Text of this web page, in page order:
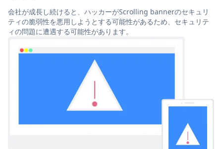
会社が成長し続けると、ハッカーがScrolling bannerのセキュリ
ティの脆弱性を悪用しようとする可能性があるため、セキュリテ
ィの問題に遭遇する可能性があります。